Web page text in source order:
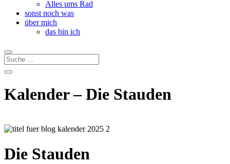
Alles ums Rad
sonst noch was
über mich
das bin ich
Kalender – Die Stauden
Die Stauden